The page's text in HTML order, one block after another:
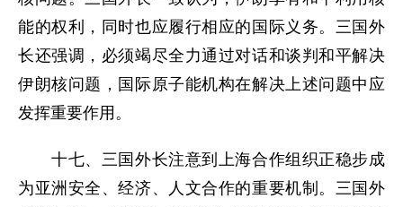
能的权利，同时也应履行相应的国际义务。三国外
长还强调，必须竭尽全力通过对话和谈判和平解决
伊朗核问题，国际原子能机构在解决上述问题中应
发挥重要作用。
十七、三国外长注意到上海合作组织正稳步成
为亚洲安全、经济、人文合作的重要机制。三国外